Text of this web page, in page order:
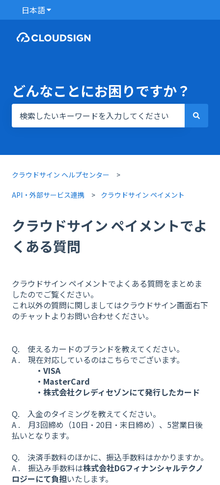
日本語翻訳のサブメニューを表示
どんなことにお困りですか？
クラウドサイン ヘルプセンター
API・外部サービス連携 クラウドサイン ペイメント
クラウドサイン ペイメントでよ
くある質問
クラウドサイン ペイメントでよくある質問をまとめま
したのでご覧ください。
これ以外の質問に関しましてはクラウドサイン画面右下
のチャットよりお問い合わせください。
Q. 使えるカードのブランドを教えてください。
A . 現在対応しているのはこちらでございます。
・VISA
・MasterCard
・株式会社クレディセゾンにて発行したカード
Q. 入金のタイミングを教えてください。
A . 月3回締め（10日・20日・末日締め）、5営業日後
払いとなります。
Q. 決済手数料のほかに、振込手数料はかかりますか。
A . 振込み手数料は株式会社DGフィナンシャルテクノ
ロジーにて負担いたします。